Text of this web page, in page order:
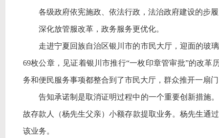
各级政府依宪施政、依法行政，法治政府建设的步
深化放管服改革，政务服务更优化。
走进宁夏回族自治区银川市的市民大厅，迎面的玻
69枚公章，见证着银川市推行“一枚印章管审批”的改革
务和便民服务事项都整合到了市民大厅，群众推开一扇
告知承诺制是取消证明过程中的一个重要创新措施。
故存款人（杨先生父亲）小额存款提取业务。杨先生通
该业务。